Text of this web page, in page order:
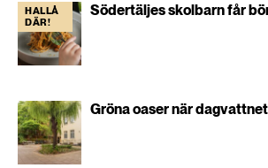
HALLÅ
DÄR!
Södertäljes skolbarn får
Gröna oaser när